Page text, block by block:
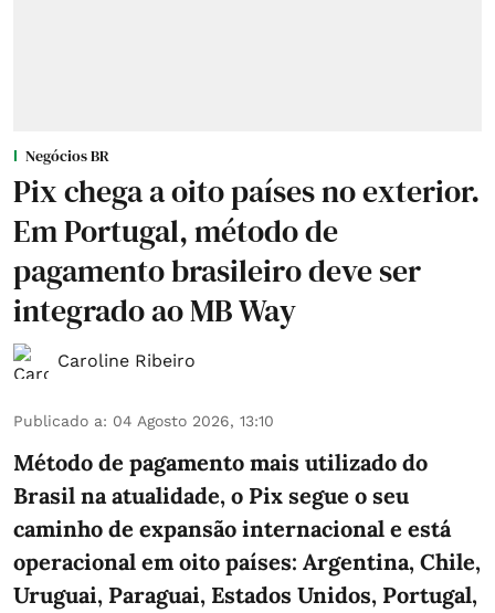
Negócios BR
Pix chega a oito países no exterior.
Em Portugal, método de
pagamento brasileiro deve ser
integrado ao MB Way
Caroline Ribeiro
Publicado a: 04 Agosto 2026, 13:10
Método de pagamento mais utilizado do
Brasil na atualidade, o Pix segue o seu
caminho de expansão internacional e está
operacional em oito países: Argentina, Chile,
Uruguai, Paraguai, Estados Unidos, Portugal,